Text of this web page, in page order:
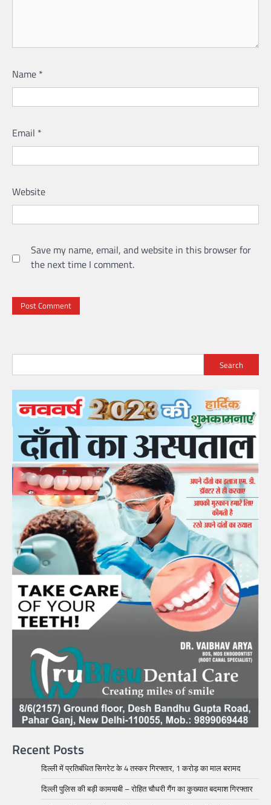
Name *
Email *
Website
Save my name, email, and website in this browser for
the next time I comment.
Search
Recent Posts
दिल्ली में प्रतिबंधित सिगरेट के 4 तस्कर गिरफ्तार, 1 करोड़ का माल बरामद
दिल्ली पुलिस की बड़ी कामयाबी – रोहित चौधरी गैंग का कुख्यात बदमाश गिरफ्तार